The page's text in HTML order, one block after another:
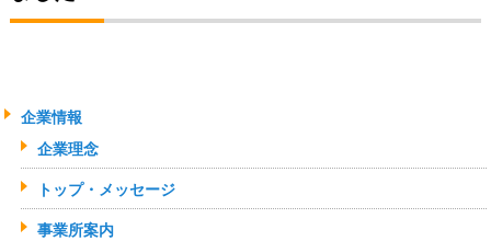
企業情報
企業理念
トップ・メッセージ
事業所案内